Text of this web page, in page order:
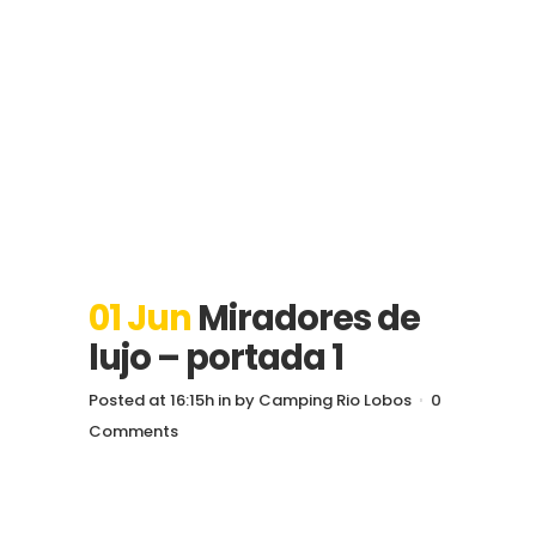
01 Jun Miradores de
lujo – portada 1
Posted at 16:15h in by Camping Rio Lobos
0
Comments